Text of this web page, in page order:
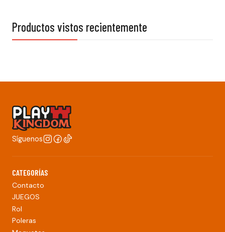
Productos vistos recientemente
Síguenos
CATEGORÍAS
Contacto
JUEGOS
Rol
Poleras